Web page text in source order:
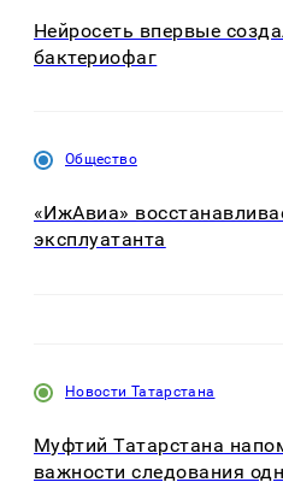
Нейросеть впервые
бактериофаг
Общество
«ИжАвиа»
эксплуатанта
Новости Татарстана
Муфтий Татарстана
важности следования